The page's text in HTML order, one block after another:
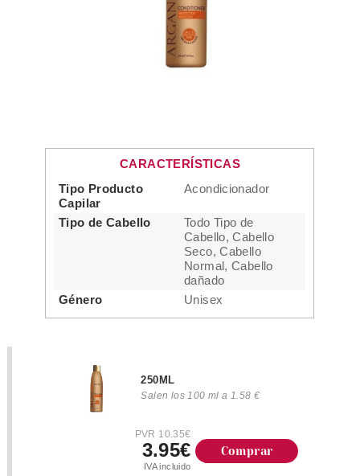
CARACTERÍSTICAS
Tipo Producto
Capilar
Acondicionador
Tipo de Cabello
Todo Tipo de
Cabello, Cabello
Seco, Cabello
Normal, Cabello
dañado
Género
Unisex
250ML
Salen los 100 ml a 1.58 €
PVR 10.35€
3.95€
IVA incluido
Comprar